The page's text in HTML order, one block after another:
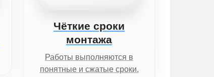
Чёткие сроки
монтажа
Работы выполняются в
понятные и сжатые сроки.